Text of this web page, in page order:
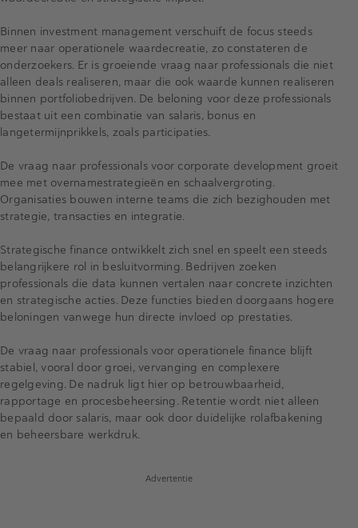
Binnen investment management verschuift de focus steeds
meer naar operationele waardecreatie, zo constateren de
onderzoekers. Er is groeiende vraag naar professionals die niet
alleen deals realiseren, maar die ook waarde kunnen realiseren
binnen portfolio­bedrijven. De beloning voor deze professionals
bestaat uit een combinatie van salaris, bonus en
langetermijnprikkels, zoals participaties.
De vraag naar professionals voor corporate development groeit
mee met overnamestrategieën en schaalvergroting.
Organisaties bouwen interne teams die zich bezighouden met
strategie, transacties en integratie.
Strategische finance ontwikkelt zich snel en speelt een steeds
belangrijkere rol in besluitvorming. Bedrijven zoeken
professionals die data kunnen vertalen naar concrete inzichten
en strategische acties. Deze functies bieden doorgaans hogere
beloningen vanwege hun directe invloed op prestaties.
De vraag naar professionals voor operationele finance blijft
stabiel, vooral door groei, vervanging en complexere
regelgeving. De nadruk ligt hier op betrouwbaarheid,
rapportage en procesbeheersing. Retentie wordt niet alleen
bepaald door salaris, maar ook door duidelijke rolafbakening
en beheersbare werkdruk.
Advertentie